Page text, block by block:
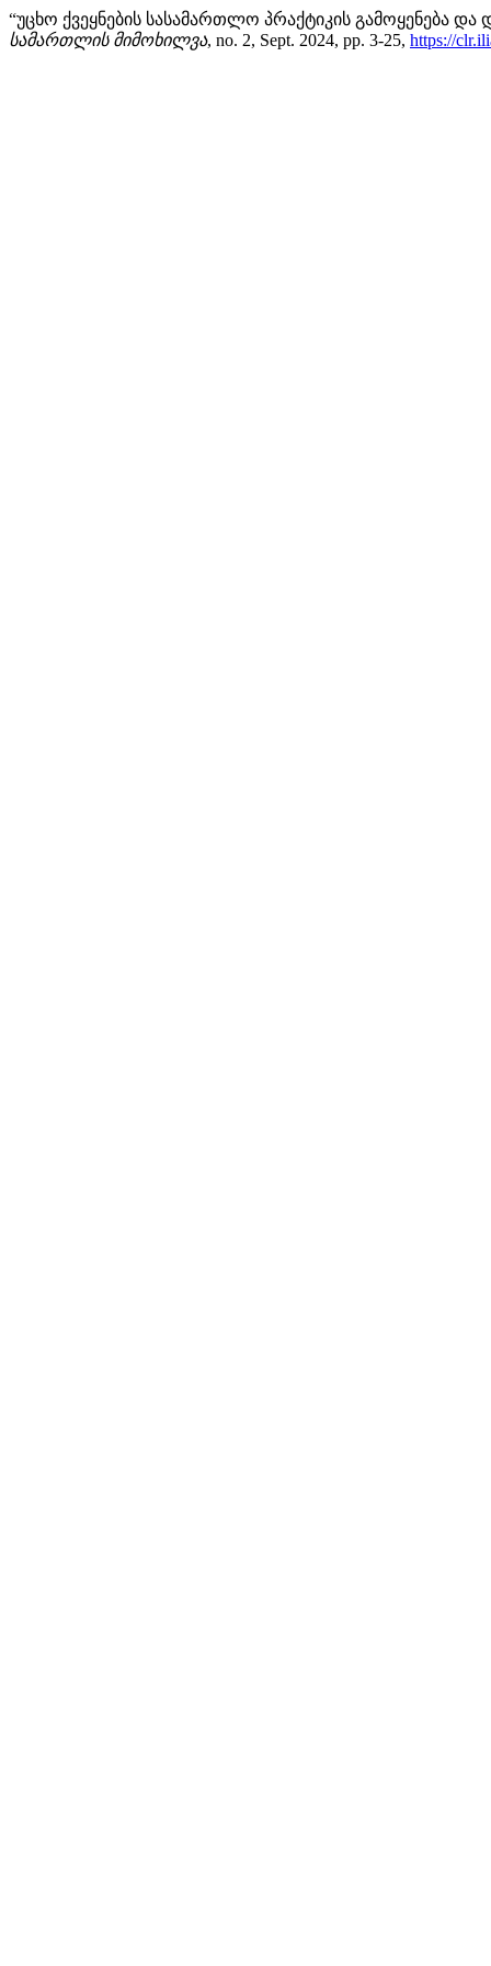
“უცხო ქვეყნების სასამართლო პრაქტიკის გამოყენება
სამართლის მიმოხილვა, no. 2, Sept. 2024, pp. 3-25, https://